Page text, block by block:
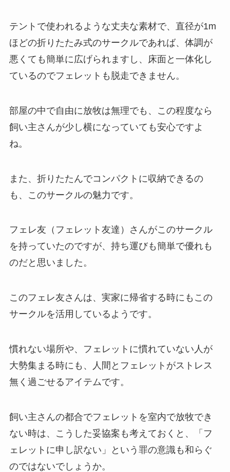
テントで使われるような丈夫な素材で、直径が1m
ほどの折りたたみ式のサークルであれば、体調が
悪くても簡単に広げられますし、床面と一体化し
ているのでフェレットも脱走できません。
部屋の中で自由に放牧は無理でも、この程度なら
飼い主さんが少し横になっていても安心ですよ
ね。
また、折りたたんでコンパクトに収納できるの
も、このサークルの魅力です。
フェレ友（フェレット友達）さんがこのサークル
を持っていたのですが、持ち運びも簡単で優れも
のだと思いました。
このフェレ友さんは、実家に帰省する時にもこの
サークルを活用しているようです。
慣れない場所や、フェレットに慣れていない人が
大勢集まる時にも、人間とフェレットがストレス
無く過ごせるアイテムです。
飼い主さんの都合でフェレットを室内で放牧でき
ない時は、こうした妥協案も考えておくと、「フ
ェレットに申し訳ない」という罪の意識も和らぐ
のではないでしょうか。